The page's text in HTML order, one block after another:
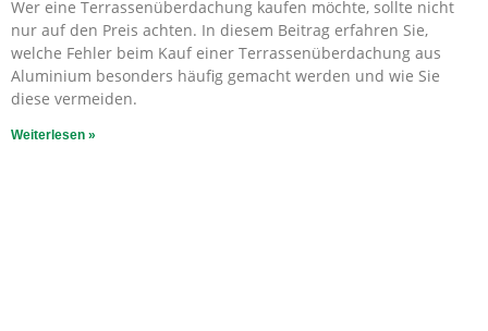
Wer eine Terrassenüberdachung kaufen möchte, sollte nicht
nur auf den Preis achten. In diesem Beitrag erfahren Sie,
welche Fehler beim Kauf einer Terrassenüberdachung aus
Aluminium besonders häufig gemacht werden und wie Sie
diese vermeiden.
Weiterlesen »